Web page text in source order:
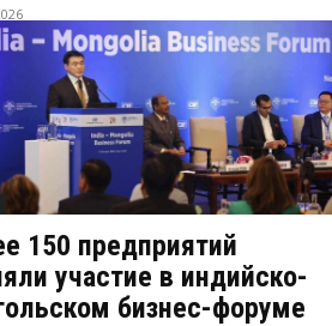
150 предприятий
участие в индийско-
бизнес-форуме